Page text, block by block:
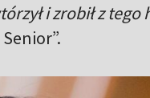
i zrobił z tego